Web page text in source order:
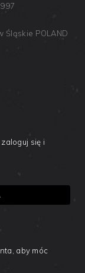
Śląskie POLAND
zaloguj się i
aby móc